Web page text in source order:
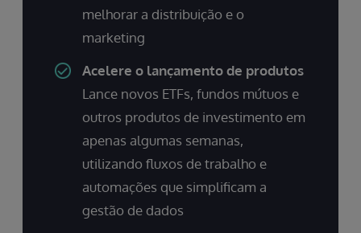
melhorar a distribuição e o
marketing
Acelere o lançamento de produtos
Lance novos ETFs, fundos mútuos e
outros produtos de investimento em
apenas algumas semanas,
utilizando fluxos de trabalho e
automações que simplificam a
gestão de dados